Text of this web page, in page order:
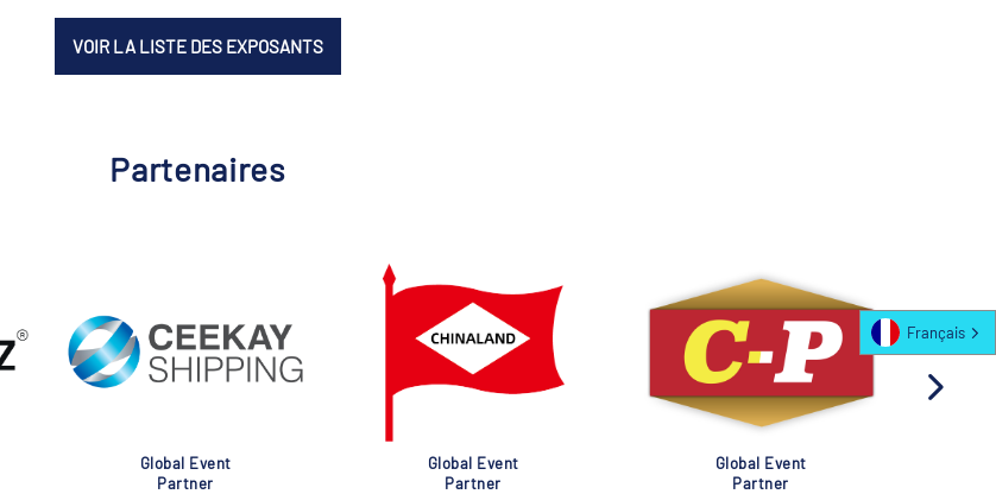
VOIR LA LISTE DES EXPOSANTS
Partenaires
Global Event
Partner
Global Event
Partner
Global Event
Partner
Français